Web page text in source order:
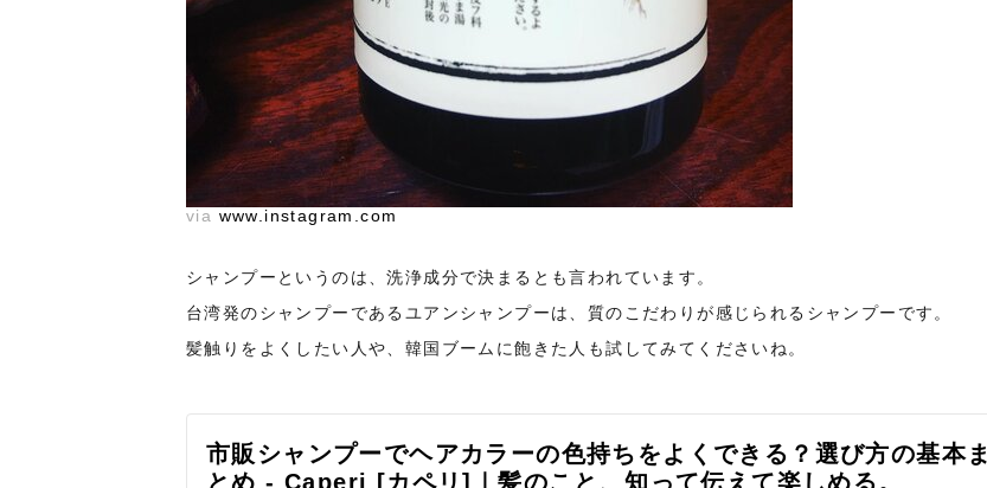
via www.instagram.com
シャンプーというのは、洗浄成分で決まるとも言われています。
台湾発のシャンプーであるユアンシャンプーは、質のこだわりが感じられるシャンプーです。
髪触りをよくしたい人や、韓国ブームに飽きた人も試してみてくださいね。
市販シャンプーでヘアカラーの色持ちをよくできる？選び方の基本ま
とめ - Caperi [カペリ]｜髪のこと、知って伝えて楽しめる。